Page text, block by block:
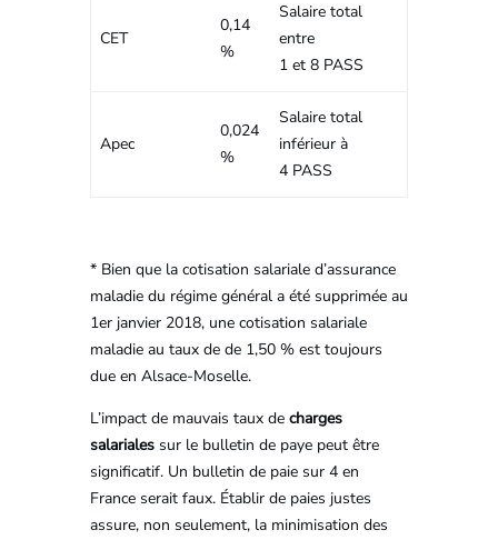
CET
0,14
%
Salaire total
entre
1 et 8 PASS
Apec
0,024
%
Salaire total
inférieur à
4 PASS
* Bien que la cotisation salariale d’assurance
maladie du régime général a été supprimée au
1er janvier 2018, une cotisation salariale
maladie au taux de de 1,50 % est toujours
due en Alsace-Moselle.
L’impact de mauvais taux de charges
salarialessur le bulletin de paye peut être
significatif. Un bulletin de paie sur 4 en
France serait faux. Établir de paies justes
assure, non seulement, la minimisation des